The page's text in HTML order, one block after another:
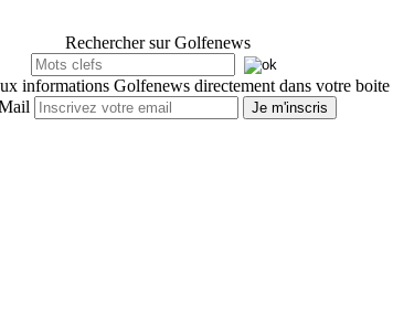
Rechercher sur Golfenews
informations Golfenews directement dans votre boite